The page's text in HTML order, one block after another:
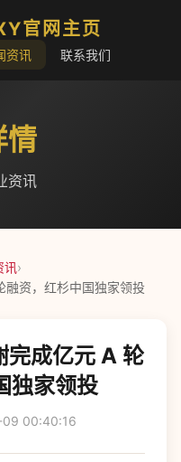
官网主页
资讯 联系我们
情
资讯
讯›
融资，红杉中国独家领投
完成亿元 A 轮
独家领投
09 00:40:16